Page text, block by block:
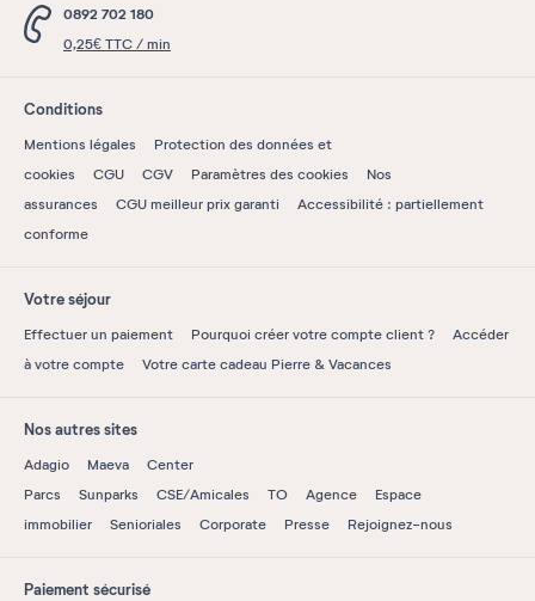
0892 702 180
0,25€ TTC / min
Conditions
Mentions légales
Protection des données et
cookies
CGU CGV Paramètres des cookies
Nos
assurances
CGU meilleur prix garanti
Accessibilité : partiellement
conforme
Votre séjour
Effectuer un paiement Pourquoi créer votre compte client ?
Accéder
à votre compte
Votre carte cadeau Pierre & Vacances
Nos autres sites
Adagio Maeva
Center
Parcs
Sunparks CSE/Amicales TO Agence
Espace
immobilier
Senioriales Corporate Presse Rejoignez-nous
Paiement sécurisé